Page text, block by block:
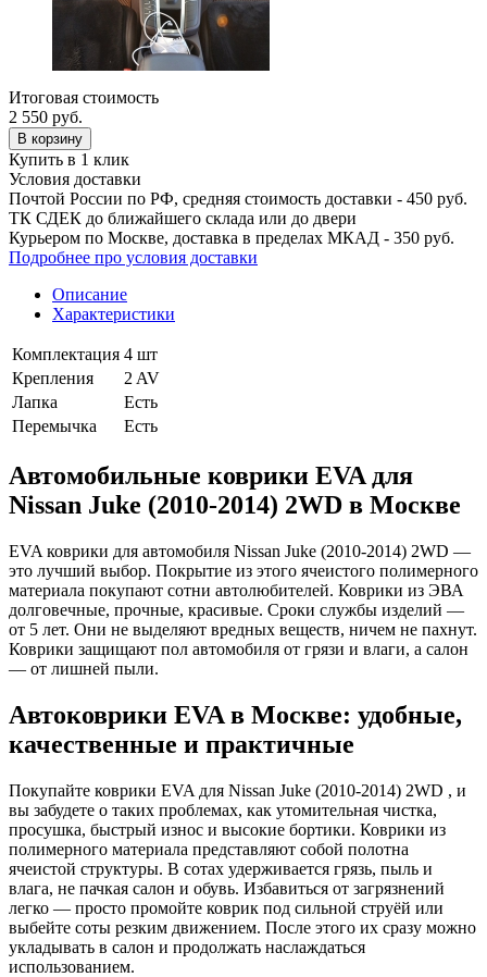
Итоговая стоимость
2 550 руб.
В корзину
Купить в 1 клик
Условия доставки
Почтой России по РФ, средняя стоимость доставки - 450 руб.
ТК СДЕК до ближайшего склада или до двери
Курьером по Москве, доставка в пределах МКАД - 350 руб.
Подробнее про условия доставки
Описание
Характеристики
Комплектация 4 шт
Крепления
2 AV
Лапка
Есть
Перемычка
Есть
Автомобильные коврики EVA для
Nissan Juke (2010-2014) 2WD в Москве
EVA коврики для автомобиля Nissan Juke (2010-2014) 2WD —
это лучший выбор. Покрытие из этого ячеистого полимерного
материала покупают сотни автолюбителей. Коврики из ЭВА
долговечные, прочные, красивые. Сроки службы изделий —
от 5 лет. Они не выделяют вредных веществ, ничем не пахнут.
Коврики защищают пол автомобиля от грязи и влаги, а салон
— от лишней пыли.
Автоковрики EVA в Москве: удобные,
качественные и практичные
Покупайте коврики EVA для Nissan Juke (2010-2014) 2WD , и
вы забудете о таких проблемах, как утомительная чистка,
просушка, быстрый износ и высокие бортики. Коврики из
полимерного материала представляют собой полотна
ячеистой структуры. В сотах удерживается грязь, пыль и
влага, не пачкая салон и обувь. Избавиться от загрязнений
легко — просто промойте коврик под сильной струёй или
выбейте соты резким движением. После этого их сразу можно
укладывать в салон и продолжать наслаждаться
использованием.